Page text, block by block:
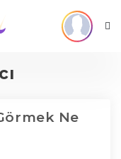
Ne